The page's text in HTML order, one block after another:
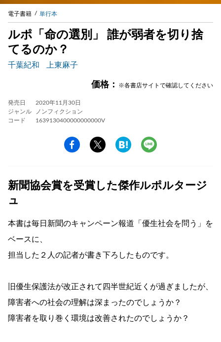
電子書籍 単行本
ルポ「命の選別」 誰が弱者を切り捨
てるのか？
千葉紀和 上東麻子
価格： ※各書店サイトで確認してください
発売日
2020年11月30日
ジャンル
ノンフィクション
コード
1639130400000000000V
新聞協会賞を受賞した傑作ルポルタージ
ュ
本書は毎日新聞のキャンペーン報道「優生社会を問う」を
ベースに、
担当した２人の記者が書き下ろしたものです。
旧優生保護法が改正されて四半世紀近くが過ぎましたが、
障害者への社会の理解は深まったのでしょうか？
障害者を取り巻く環境は改善されたのでしょうか？